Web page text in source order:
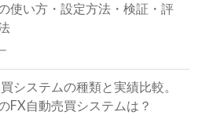
使い方・設定方法・検証・評
システムの種類と実績比較。
FX自動売買システムは？